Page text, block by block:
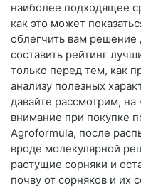
наиболее подходящее
как это может
облегчить вам
составить рейтинг
только перед тем, как
анализу полезных
давайте рассмотрим,
внимание при покупке
Agroformula, после
вроде молекулярной
растущие сорняки и
почву от сорняков и их